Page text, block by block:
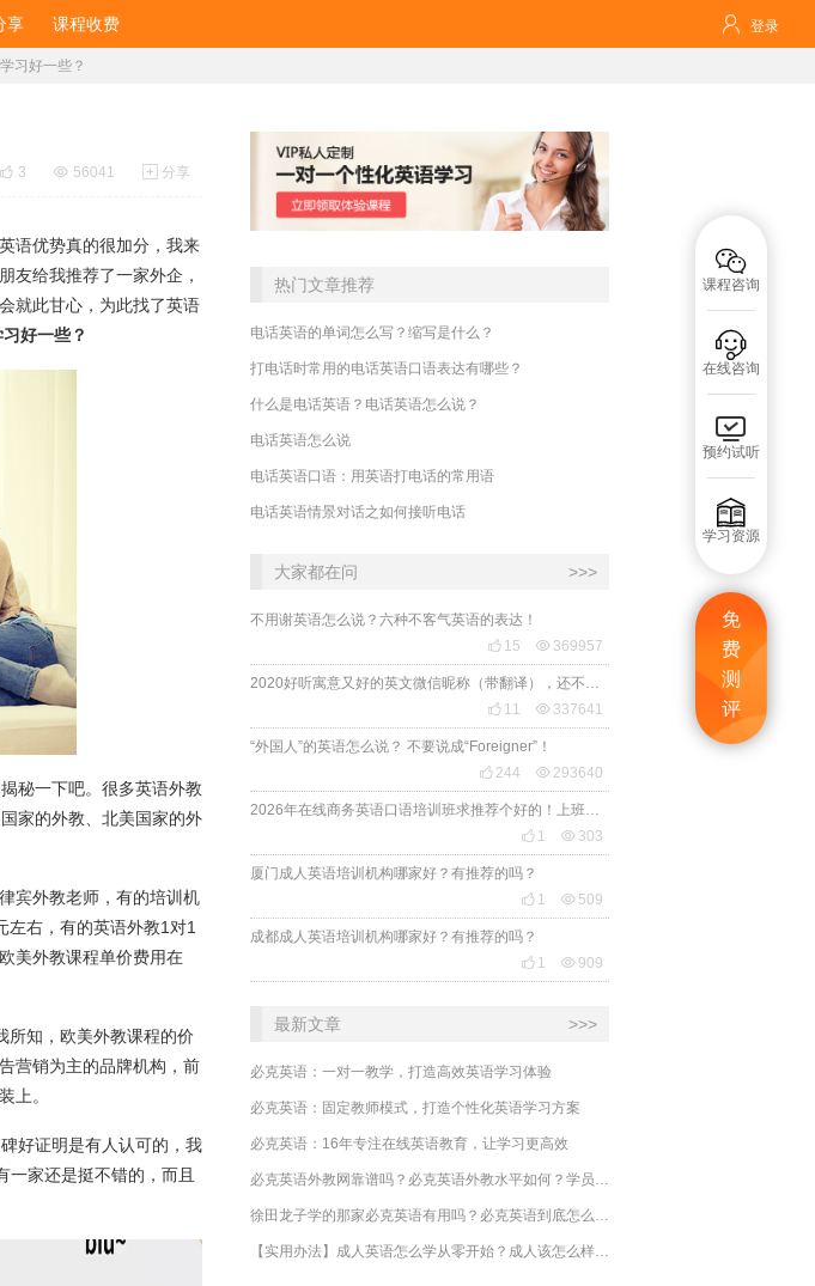
享 课程收费  登录

课程咨询

在线咨询

预约试听

学习资源
免
费
测
评
习好一些？
 3  56041  分享
语优势真的很加分，我来
友给我推荐了一家外企，
就此甘心，为此找了英语
好一些？
秘一下吧。很多英语外教
家的外教、北美国家的外
宾外教老师，有的培训机
右，有的英语外教1对1
美外教课程单价费用在
所知，欧美外教课程的价
营销为主的品牌机构，前
上。
好证明是有人认可的，我
一家还是挺不错的，而且
热门文章推荐
电话英语的单词怎么写？缩写是什么？
打电话时常用的电话英语口语表达有哪些？
什么是电话英语？电话英语怎么说？
电话英语怎么说
电话英语口语：用英语打电话的常用语
电话英语情景对话之如何接听电话
大家都在问 >>>
不用谢英语怎么说？六种不客气英语的表达！
 15  369957
 11  337641
“外国人”的英语怎么说？ 不要说成“Foreigner”！
 244  293640
 1  303
厦门成人英语培训机构哪家好？有推荐的吗？
 1  509
成都成人英语培训机构哪家好？有推荐的吗？
 1  909
最新文章 >>>
必克英语：一对一教学，打造高效英语学习体验
必克英语：固定教师模式，打造个性化英语学习方案
必克英语：16年专注在线英语教育，让学习更高效